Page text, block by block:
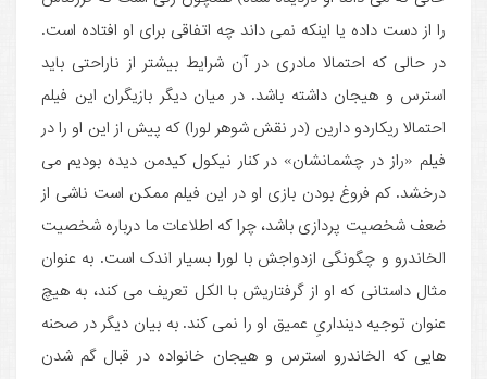
را از دست داده یا اینکه نمی داند چه اتفاقی برای او افتاده است.
در حالی که احتمالا مادری در آن شرایط بیشتر از ناراحتی باید
استرس و هیجان داشته باشد. در میان دیگر بازیگران این فیلم
احتمالا ریکاردو دارین (در نقش شوهر لورا) که پیش از این او را در
فیلم «راز در چشمانشان» در کنار نیکول کیدمن دیده بودیم می
درخشد. کم فروغ بودن بازی او در این فیلم ممکن است ناشی از
ضعف شخصیت پردازی باشد، چرا که اطلاعات ما درباره شخصیت
الخاندرو و چگونگی ازدواجش با لورا بسیار اندک است. به عنوان
مثال داستانی که او از گرفتاریش با الکل تعریف می کند، به هیچ
عنوان توجیه دینداریِ عمیق او را نمی کند. به بیان دیگر در صحنه
هایی که الخاندرو استرس و هیجان خانواده در قبال گم شدن